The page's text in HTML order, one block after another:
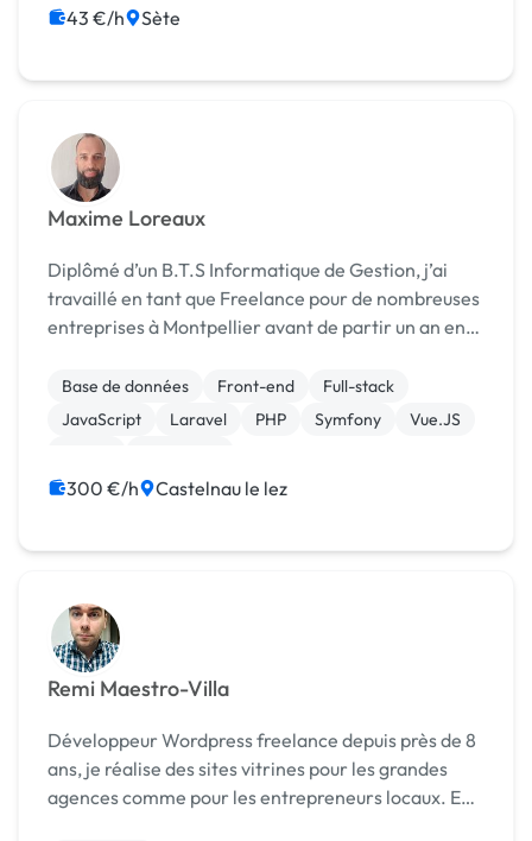
43 €/h Sète
Maxime Loreaux
Diplômé d’un B.T.S Informatique de Gestion, j’ai
travaillé en tant que Freelance pour de nombreuses
entreprises à Montpellier avant de partir un an en
web locaux. De retour en France, j’...
Base de données Front-end
Full-stack
JavaScript
Laravel PHP Symfony
Vue.JS
300 €/h Castelnau le lez
Remi Maestro-Villa
Développeur Wordpress freelance depuis près de 8
ans, je réalise des sites vitrines pour les grandes
agences comme pour les entrepreneurs locaux. En